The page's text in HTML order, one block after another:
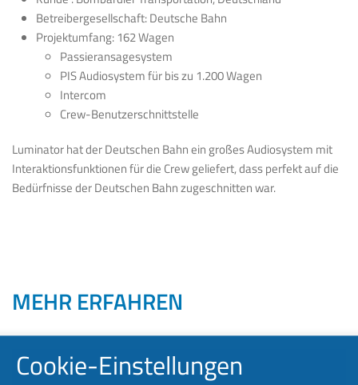
Betreibergesellschaft: Deutsche Bahn
Projektumfang: 162 Wagen
Passieransagesystem
PIS Audiosystem für bis zu 1.200 Wagen
Intercom
Crew-Benutzerschnittstelle
Luminator hat der Deutschen Bahn ein großes Audiosystem mit
Interaktionsfunktionen für die Crew geliefert, dass perfekt auf die
Bedürfnisse der Deutschen Bahn zugeschnitten war.
MEHR ERFAHREN
Cookie-Einstellungen